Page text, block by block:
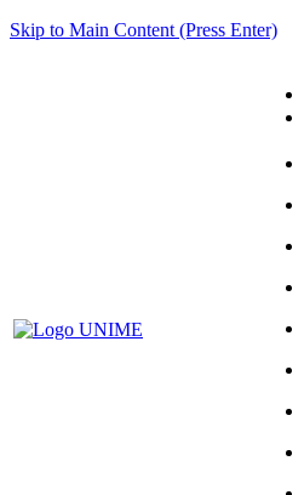
Skip to Main Content (Press Enter)